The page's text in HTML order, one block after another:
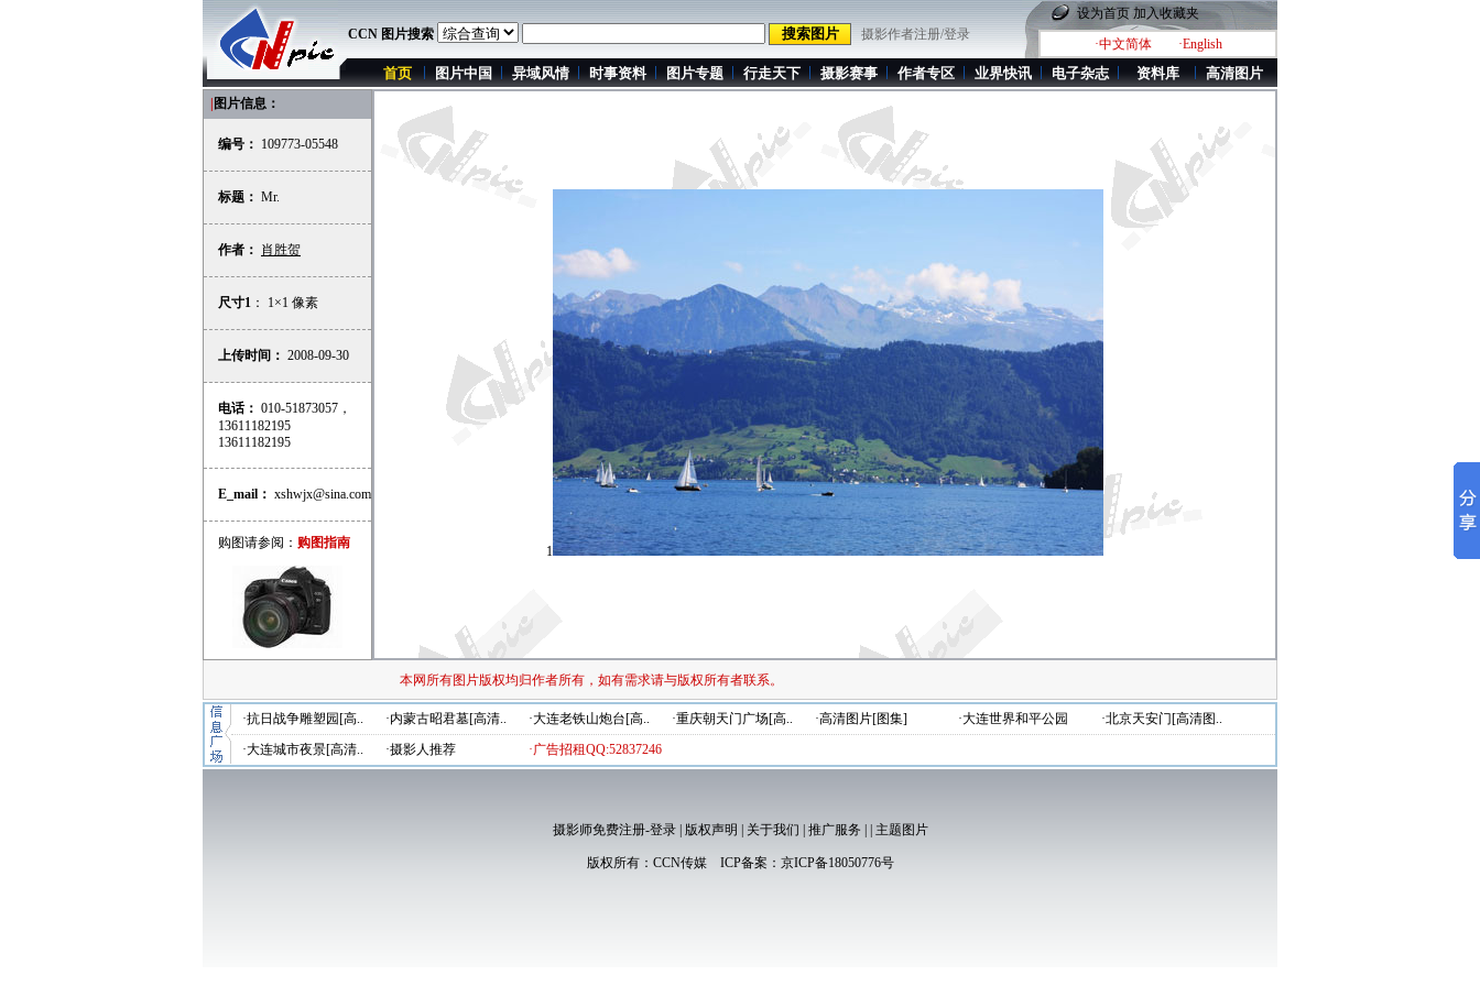
CCN 图片搜索 摄影作者注册/登录
设为首页 加入收藏夹
·中文简体
·English
首页 图片中国 异域风情 时事资料 图片专题 行走天下 摄影赛事 作者专区 业界快讯 电子杂志 资料库 高清图片
图片信息：
编号： 109773-05548
标题： Mr.
作者： 肖胜贺
尺寸1 ： 1×1 像素
上传时间： 2008-09-30
电话： 010-51873057，
13611182195
13611182195
E_mail： xshwjx@sina.com
购图请参阅： 购图指南
1
本网所有图片版权均归作者所有，如有需求请与版权所有者联系。
·抗日战争雕塑园[高.. ·内蒙古昭君墓[高清.. ·大连老铁山炮台[高.. ·重庆朝天门广场[高.. ·高清图片[图集] ·大连世界和平公园
·北京天安门[高清图..
·大连城市夜景[高清..
·摄影人推荐 ·广告招租QQ:52837246
摄影师免费注册-登录| 版权声明 关于我们 推广服务 主题图片
版权所有： CCN传媒ICP备案： 京ICP备18050776号